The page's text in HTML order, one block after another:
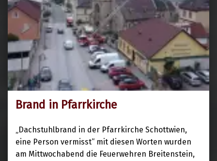
Brand in Pfarrkirche
„Dachstuhlbrand in der Pfarrkirche Schottwien,
eine Person vermisst“ mit diesen Worten wurden
am Mittwochabend die Feuerwehren Breitenstein,
9. Mai 2024